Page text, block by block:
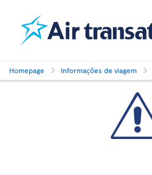
Homepage Informações de viagem